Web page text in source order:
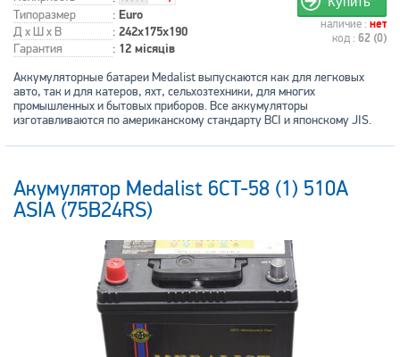
Типоразмер
: Euro
Д x Ш x В : 242x175x190
Гарантия : 12 місяців
наличие : нет
код : 62 (0)
Аккумуляторные батареи Medalist выпускаются как для легковых
авто, так и для катеров, яхт, сельхозтехники, для многих
промышленных и бытовых приборов. Все аккумуляторы
изготавливаются по американскому стандарту BCI и японскому JIS.
Акумулятор Medalist 6CT-58 (1) 510А
ASIA (75B24RS)